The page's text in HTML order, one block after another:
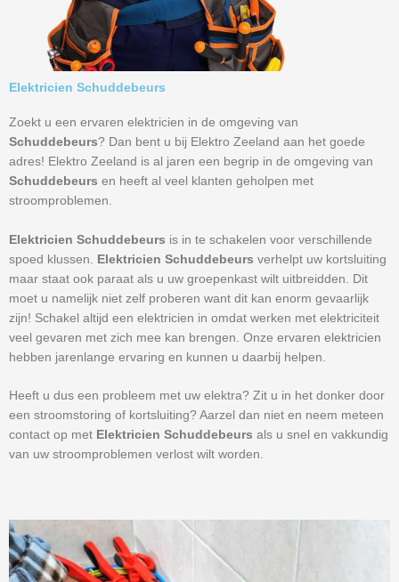
Elektricien Schuddebeurs
Zoekt u een ervaren elektricien in de omgeving van
Schuddebeurs? Dan bent u bij Elektro Zeeland aan het goede
adres! Elektro Zeeland is al jaren een begrip in de omgeving van
Schuddebeurs en heeft al veel klanten geholpen met
stroomproblemen.
Elektricien Schuddebeurs is in te schakelen voor verschillende
spoed klussen. Elektricien Schuddebeurs verhelpt uw kortsluiting
maar staat ook paraat als u uw groepenkast wilt uitbreidden. Dit
moet u namelijk niet zelf proberen want dit kan enorm gevaarlijk
zijn! Schakel altijd een elektricien in omdat werken met elektriciteit
veel gevaren met zich mee kan brengen. Onze ervaren elektricien
hebben jarenlange ervaring en kunnen u daarbij helpen.
Heeft u dus een probleem met uw elektra? Zit u in het donker door
een stroomstoring of kortsluiting? Aarzel dan niet en neem meteen
contact op met Elektricien Schuddebeurs als u snel en vakkundig
van uw stroomproblemen verlost wilt worden.